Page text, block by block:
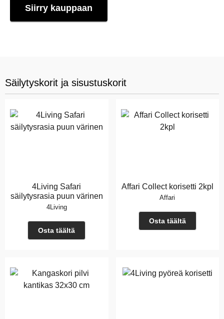
Siirry kauppaan
Säilytyskorit ja sisustuskorit
4Living Safari
säilytysrasia puun värinen
4Living
Osta täältä
Affari Collect korisetti 2kpl
Affari
Osta täältä